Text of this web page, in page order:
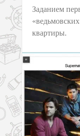
Заданием
квартиры.